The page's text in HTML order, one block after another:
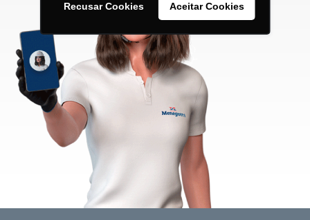
Recusar Cookies Aceitar Cookies